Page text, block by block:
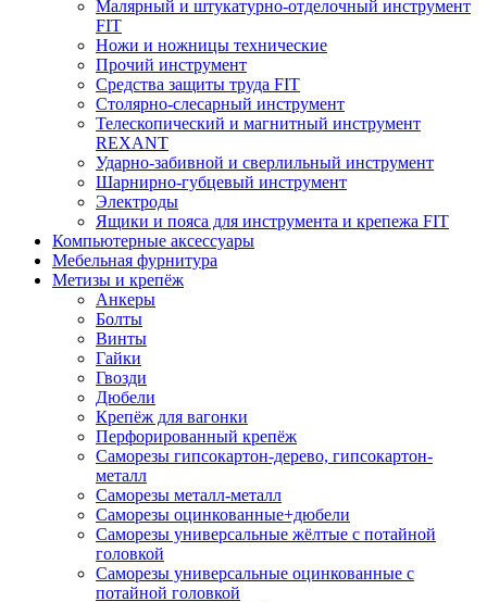
Малярный и штукатурно-отделочный инструмент
FIT
Ножи и ножницы технические
Прочий инструмент
Средства защиты труда FIT
Столярно-слесарный инструмент
Телескопический и магнитный инструмент
REXANT
Ударно-забивной и сверлильный инструмент
Шарнирно-губцевый инструмент
Электроды
Ящики и пояса для инструмента и крепежа FIT
Компьютерные аксессуары
Мебельная фурнитура
Метизы и крепёж
Анкеры
Болты
Винты
Гайки
Гвозди
Дюбели
Крепёж для вагонки
Перфорированный крепёж
Саморезы гипсокартон-дерево, гипсокартон-
металл
Саморезы металл-металл
Саморезы оцинкованные+дюбели
Саморезы универсальные жёлтые с потайной
головкой
Саморезы универсальные оцинкованные с
потайной головкой